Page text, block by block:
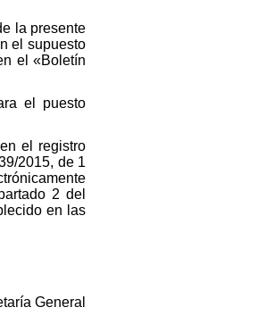
la presente
el supuesto
el «Boletín
el puesto
el registro
2015, de 1
2 del
en las
General